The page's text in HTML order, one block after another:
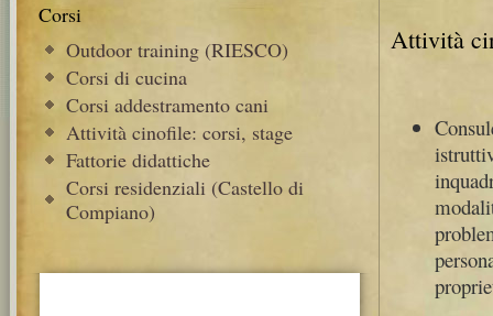
Corsi
Outdoor training (RIESCO)
Corsi di cucina
Corsi addestramento cani
Attività cinofile: corsi, stage
Fattorie didattiche
Corsi residenziali (Castello di
Compiano)
Attività